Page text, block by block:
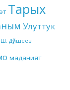
Тарых
Улуттук
Ш. Дүйшеев
маданият